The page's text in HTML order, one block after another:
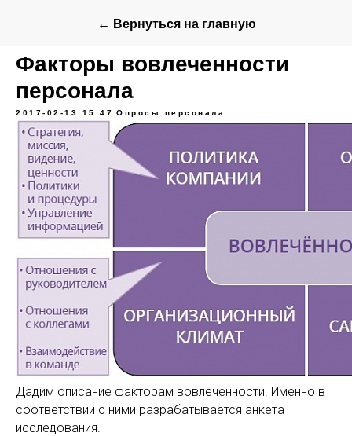
← Вернуться на главную
Факторы вовлеченности
персонала
2017-02-13 15:47 Опросы персонала
Дадим описание факторам вовлеченности. Именно в
соответствии с ними разрабатывается анкета
исследования.